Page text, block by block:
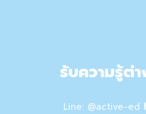
รับความรู้ต่
Line: @active-ed